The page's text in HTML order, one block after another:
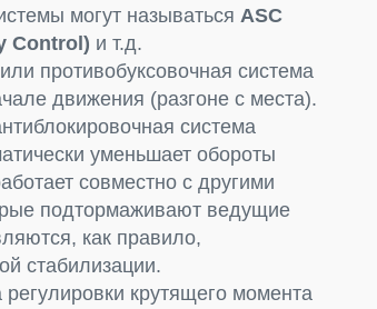
могут называться ASC
Control) и т.д.
противобуксовочная система
движения (разгоне с места).
система
уменьшает обороты
совместно с другими
подтормаживают ведущие
как правило,
стабилизации.
крутящего момента